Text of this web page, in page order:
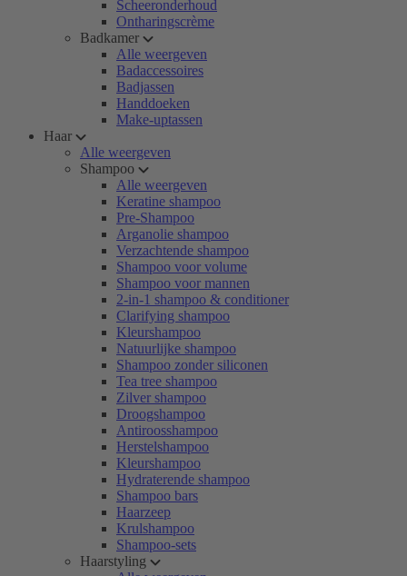
Scheeronderhoud
Ontharingscrème
Badkamer
Alle weergeven
Badaccessoires
Badjassen
Handdoeken
Make-uptassen
Haar
Alle weergeven
Shampoo
Alle weergeven
Keratine shampoo
Pre-Shampoo
Arganolie shampoo
Verzachtende shampoo
Shampoo voor volume
Shampoo voor mannen
2-in-1 shampoo & conditioner
Clarifying shampoo
Kleurshampoo
Natuurlijke shampoo
Shampoo zonder siliconen
Tea tree shampoo
Zilver shampoo
Droogshampoo
Antiroosshampoo
Herstelshampoo
Kleurshampoo
Hydraterende shampoo
Shampoo bars
Haarzeep
Krulshampoo
Shampoo-sets
Haarstyling